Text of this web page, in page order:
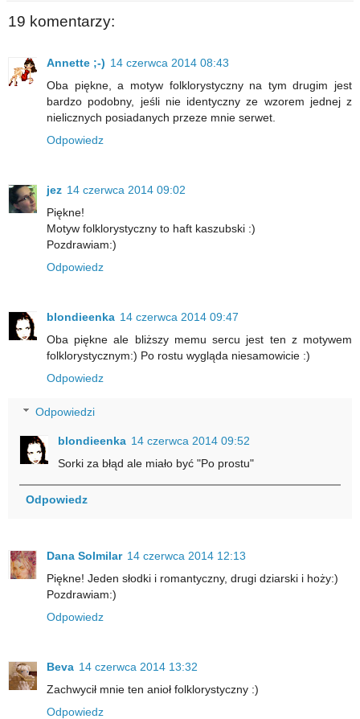
19 komentarzy:
Annette ;-) 14 czerwca 2014 08:43
Oba piękne, a motyw folklorystyczny na tym drugim jest
bardzo podobny, jeśli nie identyczny ze wzorem jednej z
nielicznych posiadanych przeze mnie serwet.
Odpowiedz
jez 14 czerwca 2014 09:02
Piękne!
Motyw folklorystyczny to haft kaszubski :)
Pozdrawiam:)
Odpowiedz
blondieenka 14 czerwca 2014 09:47
Oba piękne ale bliższy memu sercu jest ten z motywem
folklorystycznym:) Po rostu wygląda niesamowicie :)
Odpowiedz
Odpowiedzi
blondieenka 14 czerwca 2014 09:52
Sorki za błąd ale miało być "Po prostu"
Odpowiedz
Dana Solmilar 14 czerwca 2014 12:13
Piękne! Jeden słodki i romantyczny, drugi dziarski i hoży:)
Pozdrawiam:)
Odpowiedz
Beva 14 czerwca 2014 13:32
Zachwycił mnie ten anioł folklorystyczny :)
Odpowiedz